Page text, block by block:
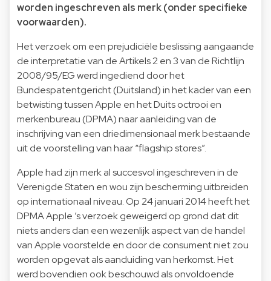
worden ingeschreven als merk (onder specifieke
voorwaarden).
Het verzoek om een prejudiciële beslissing aangaande
de interpretatie van de Artikels 2 en 3 van de Richtlijn
2008/95/EG werd ingediend door het
Bundespatentgericht (Duitsland) in het kader van een
betwisting tussen Apple en het Duits octrooi en
merkenbureau (DPMA) naar aanleiding van de
inschrijving van een driedimensionaal merk bestaande
uit de voorstelling van haar “flagship stores”.
Apple had zijn merk al succesvol ingeschreven in de
Verenigde Staten en wou zijn bescherming uitbreiden
op internationaal niveau. Op 24 januari 2014 heeft het
DPMA Apple ’s verzoek geweigerd op grond dat dit
niets anders dan een wezenlijk aspect van de handel
van Apple voorstelde en door de consument niet zou
worden opgevat als aanduiding van herkomst. Het
werd bovendien ook beschouwd als onvoldoende